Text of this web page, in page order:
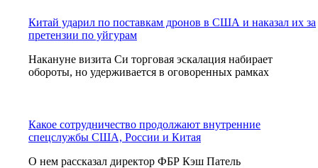
Китай ударил по поставкам дронов в США и наказал их за
претензии по уйгурам
Накануне визита Си торговая эскалация набирает
обороты, но удерживается в оговоренных рамках
Какое сотрудничество продолжают внутренние
спецслужбы США, России и Китая
О нем рассказал директор ФБР Кэш Патель